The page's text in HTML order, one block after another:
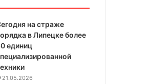
на страже
в Липецке более
единиц
21.05.2026